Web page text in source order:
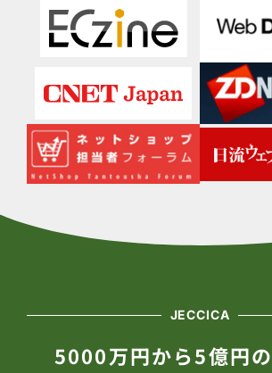
JECCICA
5000万円から5億円の